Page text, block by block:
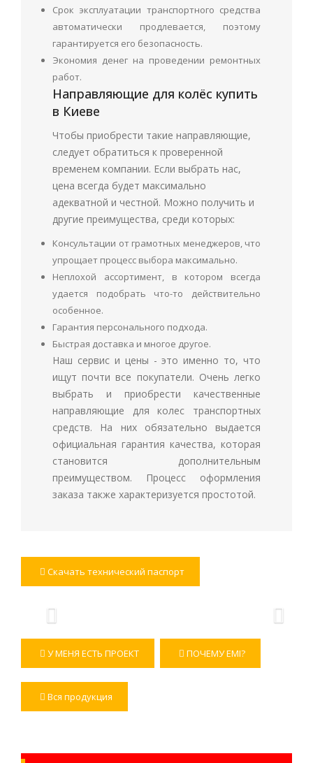
Срок эксплуатации транспортного средства
автоматически продлевается, поэтому
гарантируется его безопасность.
Экономия денег на проведении ремонтных
работ.
Направляющие для колёс купить
в Киеве
Чтобы приобрести такие направляющие,
следует обратиться к проверенной
временем компании. Если выбрать нас,
цена всегда будет максимально
адекватной и честной. Можно получить и
другие преимущества, среди которых:
Консультации от грамотных менеджеров, что
упрощает процесс выбора максимально.
Неплохой ассортимент, в котором всегда
удается подобрать что-то действительно
особенное.
Гарантия персонального подхода.
Быстрая доставка и многое другое.
Наш сервис и цены - это именно то, что
ищут почти все покупатели. Очень легко
выбрать и приобрести качественные
направляющие для колес транспортных
средств. На них обязательно выдается
официальная гарантия качества, которая
становится дополнительным
преимуществом. Процесс оформления
заказа также характеризуется простотой.
Скачать технический паспорт
У МЕНЯ ЕСТЬ ПРОЕКТ ПОЧЕМУ EMI?
Вся продукция